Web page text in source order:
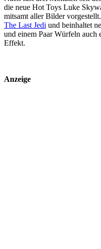
die neue Hot Toys Luke
mitsamt aller Bilder
The Last Jedi und beinhaltet
und einem Paar Würfeln
Effekt.
Anzeige